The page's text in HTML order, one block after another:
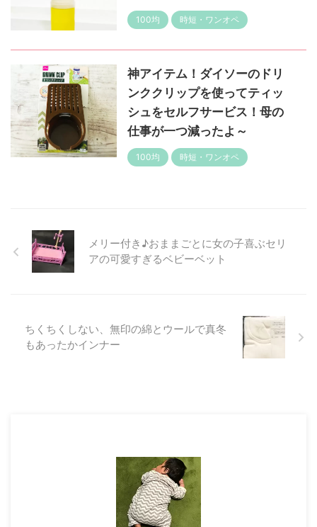
100均 時短・ワンオペ
神アイテム！ダイソーのドリ
ンククリップを使ってティッ
シュをセルフサービス！母の
仕事が一つ減ったよ～
100均 時短・ワンオペ
メリー付き♪おままごとに女の子喜ぶセリ
アの可愛すぎるベビーベット
ちくちくしない、無印の綿とウールで真冬
もあったかインナー